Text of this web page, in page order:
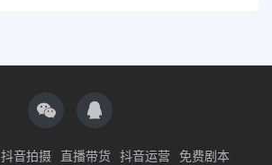
抖音拍摄 直播带货 抖音运营
免费剧本